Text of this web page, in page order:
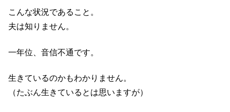
こんな状況であること。
夫は知りません。
一年位、音信不通です。
生きているのかもわかりません。
（たぶん生きているとは思いますが）